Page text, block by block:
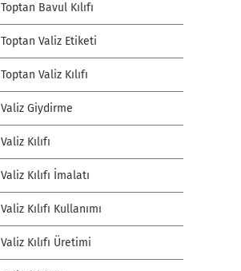
Toptan Bavul Kılıfı
Toptan Valiz Etiketi
Toptan Valiz Kılıfı
Valiz Giydirme
Valiz Kılıfı
Valiz Kılıfı İmalatı
Valiz Kılıfı Kullanımı
Valiz Kılıfı Üretimi